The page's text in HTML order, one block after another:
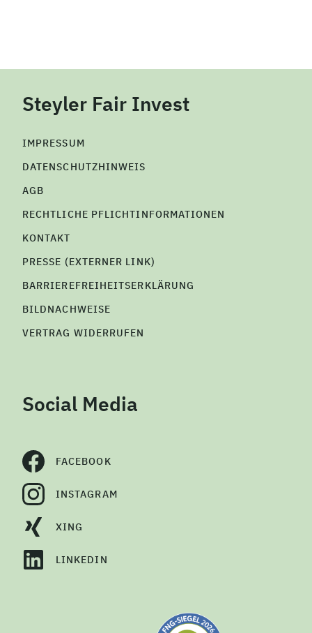
Steyler Fair Invest
IMPRESSUM
DATENSCHUTZHINWEIS
AGB
RECHTLICHE PFLICHTINFORMATIONEN
KONTAKT
PRESSE (EXTERNER LINK)
BARRIEREFREIHEITSERKLÄRUNG
BILDNACHWEISE
VERTRAG WIDERRUFEN
Social Media
FACEBOOK
INSTAGRAM
XING
LINKEDIN